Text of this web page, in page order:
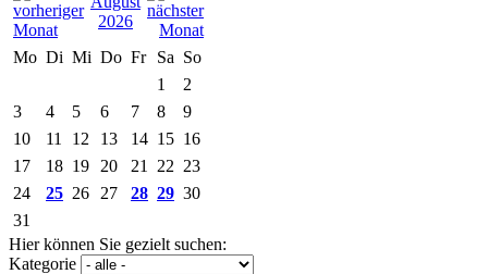
2026
Mo Di Mi Do Fr Sa So
1
2
3
4 5 6 7 8
9
10
11 12 13 14 15 16
17
18 19 20 21 22 23
24
25 26 27 28 29 30
31
Hier können Sie gezielt suchen:
Kategorie